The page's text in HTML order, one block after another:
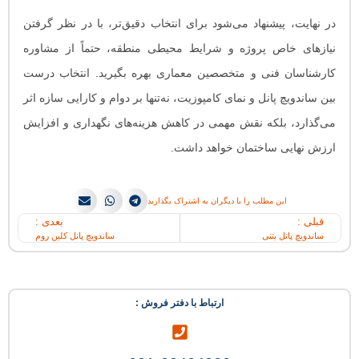
در نهایت، پیشنهاد می‌شود برای انتخاب دقیق‌تر، با در نظر گرفتن
نیازهای خاص پروژه و شرایط محیطی منطقه، حتماً از مشاوره
کارشناسان فنی و متخصصین معماری بهره بگیرید. انتخاب درست
بین ساندویچ پانل و نمای کامپوزیت، نه‌تنها بر دوام و کارایی سازه اثر
می‌گذارد، بلکه نقش مهمی در کاهش هزینه‌های نگهداری و افزایش
ارزش نهایی ساختمان خواهد داشت.
این مطلب را با دیگران به اشتراک بگذارید
قبلی :
ساندویچ پانل بتنی
بعدی :
ساندویچ پانل کلین روم
ارتباط با دفتر فروش :